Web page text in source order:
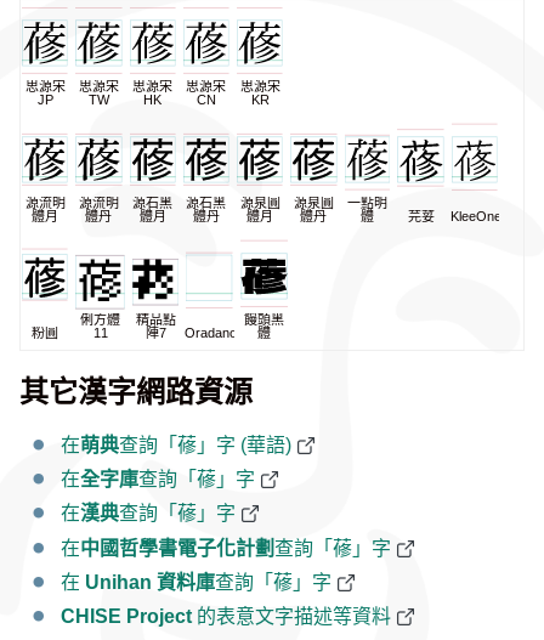
思源宋
JP
思源宋
TW
思源宋
HK
思源宋
CN
思源宋
KR
源流明
體月
源流明
體丹
源石黑
體月
源石黑
體丹
源泉圓
體月
源泉圓
體丹
一點明
體
芫荽 KleeOne
粉圓
俐方體
11
精品點
陣7
Oradano
饅頭黑
體
其它漢字網路資源
在萌典查詢「蓚」字 (華語)
在全字庫查詢「蓚」字
在漢典查詢「蓚」字
在中國哲學書電子化計劃查詢「蓚」字
在 Unihan 資料庫查詢「蓚」字
CHISE Project 的表意文字描述等資料